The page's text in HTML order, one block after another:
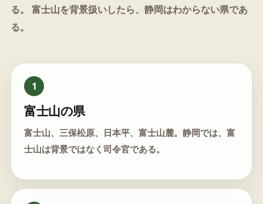
る。 富士山を背景扱いしたら、静岡はわからない県であ
る。
1
富士山の県
富士山、三保松原、日本平、富士山麓。静岡では、富
士山は背景ではなく司令官である。